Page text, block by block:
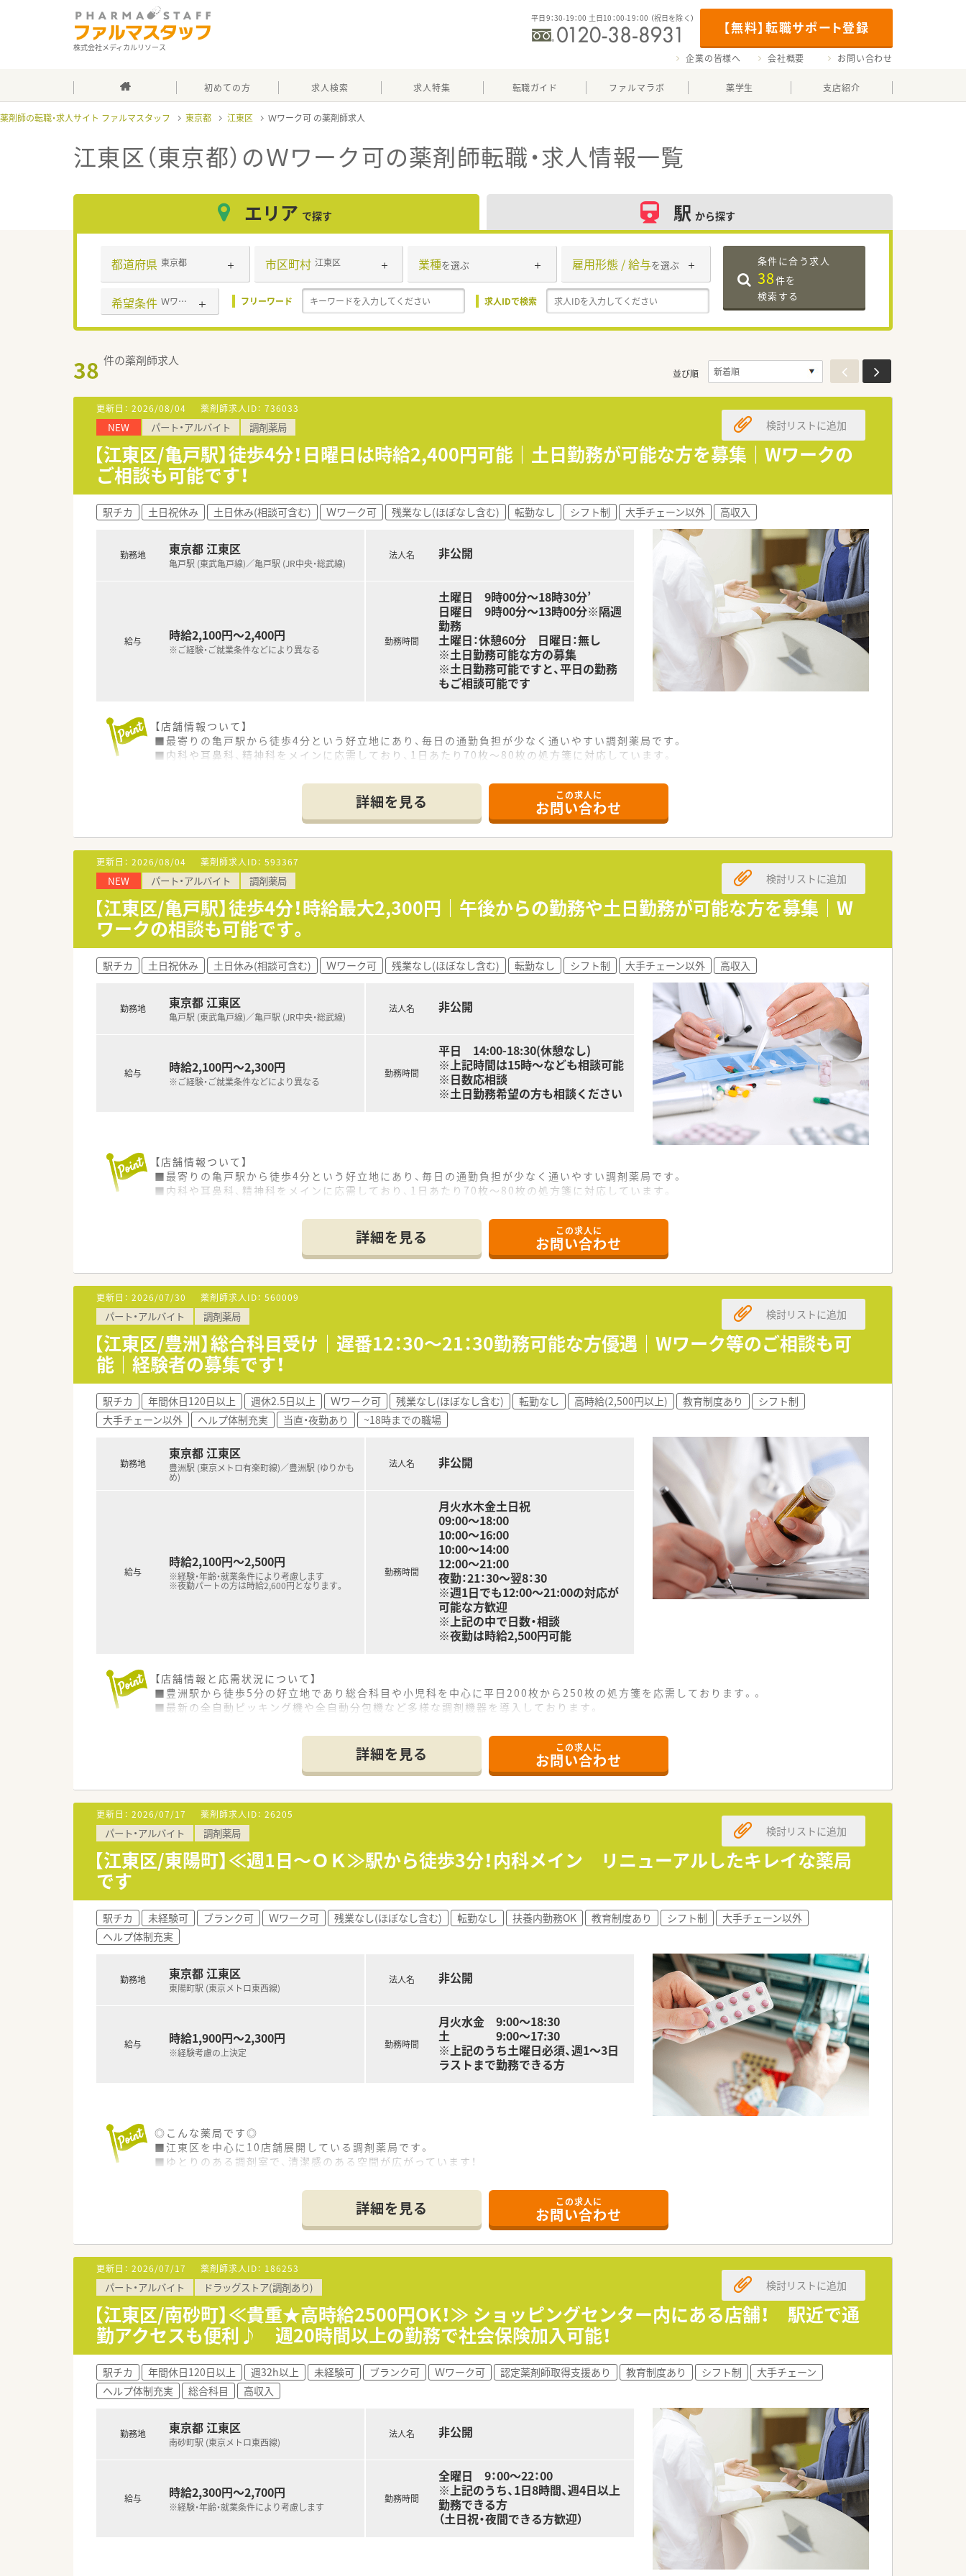
株式会社メディカルリソース
【無料】転職サポート登録
平日9：30-19：00 土日10：00-19：00 （祝日を除く）
企業の皆様へ 会社概要 お問い合わせ
初めての方 求人検索 求人特集 転職ガイド ファルマラボ 薬学生 支店紹介
薬剤師の転職・求人サイト ファルマスタッフ 東京都 江東区 Ｗワーク可
江東区（東京都）のＷワーク可の薬剤師転職・求人情報一覧
エリア で探す 駅 から探す
都道府県 東京都 市区町村 江東区 業種を選ぶ 雇用形態 / 給与を選ぶ
希望条件 Ｗワーク可 フリーワード 求人IDで検索
条件に合う求人
38件を
検索する
38 件の薬剤師求人
並び順
更新日： 2026/08/04 薬剤師求人ID： 736033
NEW パート・アルバイト 調剤薬局
【江東区/亀戸駅】徒歩4分！日曜日は時給2,400円可能｜土日勤務が可能な方を募集｜Wワークの
ご相談も可能です！
検討リストに追加
駅チカ 土日祝休み 土日休み(相談可含む) Ｗワーク可 残業なし(ほぼなし含む) 転勤なし シフト制 大手チェーン以外 高収入
勤務地 東京都 江東区
亀戸駅 (東武亀戸線)／亀戸駅 (JR中央・総武線)
給与 時給2,100円～2,400円
※ご経験・ご就業条件などにより異なる
法人名 非公開
勤務時間
土曜日 9時00分～18時30分’
日曜日 9時00分～13時00分※隔週
勤務
土曜日：休憩60分 日曜日：無し
※土日勤務可能な方の募集
※土日勤務可能ですと、平日の勤務
もご相談可能です
【店舗情報ついて】
■最寄りの亀戸駅から徒歩4分という好立地にあり、毎日の通勤負担が少なく通いやすい調剤薬局です。
■内科や耳鼻科、精神科をメインに応需しており、1日あたり70枚～80枚の処方箋に対応しています。
■東京都と神奈川県において計2店舗の調剤薬局を展開しており、地域に密着した医療サービスを提供しています。
■自分のゴールを見据えて仕事を通じて人間的な成長を続けることを経営理念に掲げている成長企業です。
■代表自身が薬剤師として現場に立って管理業務を行っているため、現場の意見が通りやすい風通しの良い会社です。
【求人について】
■日曜日に勤務していただける場合は時給2,400円となるため、効率よく高収入を得たい方におすすめです。
■土曜日は、9時00分～18時30分、日曜日は9時00分～13時00分（隔週）のご勤務となります。
■土日勤務ができる方であれば、平日フルタイム勤務についてもご相談可能です。
詳細を見る この求人に
お問い合わせ
更新日： 2026/08/04 薬剤師求人ID： 593367
NEW パート・アルバイト 調剤薬局
【江東区/亀戸駅】徒歩4分！時給最大2,300円｜午後からの勤務や土日勤務が可能な方を募集｜W
ワークの相談も可能です。
検討リストに追加
駅チカ 土日祝休み 土日休み(相談可含む) Ｗワーク可 残業なし(ほぼなし含む) 転勤なし シフト制 大手チェーン以外 高収入
勤務地 東京都 江東区
亀戸駅 (東武亀戸線)／亀戸駅 (JR中央・総武線)
給与 時給2,100円～2,300円
※ご経験・ご就業条件などにより異なる
法人名 非公開
勤務時間
平日 14:00-18:30(休憩なし)
※上記時間は15時～なども相談可能
※日数応相談
※土日勤務希望の方も相談ください
【店舗情報ついて】
■最寄りの亀戸駅から徒歩4分という好立地にあり、毎日の通勤負担が少なく通いやすい調剤薬局です。
■内科や耳鼻科、精神科をメインに応需しており、1日あたり70枚～80枚の処方箋に対応しています。
■東京都と神奈川県において計2店舗の調剤薬局を展開しており、地域に密着した医療サービスを提供しています。
■自分のゴールを見据えて仕事を通じて人間的な成長を続けることを経営理念に掲げている成長企業です。
■代表自身が薬剤師として現場に立って管理業務を行っているため、現場の意見が通りやすい風通しの良い会社です。
【求人について】
■パートタイムでの募集となっており、ご経験や勤務条件を考慮して時給2100円～2300円の支給です。
■日曜日に勤務していただける場合は時給2400円となるため、効率よく高収入を得たい方におすすめです。
【勤務について】
■平日は14時～18時30分までの勤務が基本ですが、15時開始など勤務時間については柔軟に相談可能です。
■土日勤務ができる方であれば、平日フルタイム勤務についても検討することが可能です。
詳細を見る この求人に
お問い合わせ
更新日： 2026/07/30 薬剤師求人ID： 560009
パート・アルバイト 調剤薬局
【江東区/豊洲】総合科目受け｜遅番12：30～21：30勤務可能な方優遇｜Wワーク等のご相談も可
能｜経験者の募集です！
検討リストに追加
駅チカ 年間休日120日以上 週休2.5日以上 Ｗワーク可 残業なし(ほぼなし含む) 転勤なし 高時給(2,500円以上) 教育制度あり
シフト制
大手チェーン以外
ヘルプ体制充実 当直・夜勤あり ~18時までの職場
勤務地
東京都 江東区
豊洲駅 (東京メトロ有楽町線)／豊洲駅 (ゆりかも
め)
給与
時給2,100円～2,500円
※経験・年齢・就業条件により考慮します
※夜勤パートの方は時給2,600円となります。
法人名 非公開
勤務時間
月火水木金土日祝
09:00～18:00
10:00～16:00
10:00～14:00
12:00～21:00
夜勤：21：30～翌8：30
※週1日でも12:00～21:00の対応が
可能な方歓迎
※上記の中で日数・相談
※夜勤は時給2,500円可能
【店舗情報と応需状況について】
■豊洲駅から徒歩5分の好立地であり総合科目や小児科を中心に平日200枚から250枚の処方箋を応需しております。。
■最新の全自動ピッキング機や全自動分包機など多様な調剤機器を導入しております。
■基本となる勤務時間は8時30分～21時30分の間で実働8時間のシフト制を設けております。
■24時間営業のため夜勤帯は選任パートが担当しております。
【法人特徴について】
■同法人としては江東区内に4店舗を運営しておりますが、グループとしては全国に約100店舗を展開している薬局です。
■調剤薬局事業だけでなく医薬品販売や介護用品の販売ならびにリースなど幅広い事業を展開し地域社会に貢献しています。
詳細を見る この求人に
お問い合わせ
更新日： 2026/07/17 薬剤師求人ID： 26205
パート・アルバイト 調剤薬局
【江東区/東陽町】≪週1日～ＯＫ≫駅から徒歩3分！内科メイン リニューアルしたキレイな薬局
です
検討リストに追加
駅チカ 未経験可 ブランク可 Ｗワーク可 残業なし(ほぼなし含む) 転勤なし 扶養内勤務OK 教育制度あり シフト制
大手チェーン以外
ヘルプ体制充実
勤務地 東京都 江東区
東陽町駅 (東京メトロ東西線)
給与 時給1,900円～2,300円
※経験考慮の上決定
法人名 非公開
勤務時間
月火水金 9:00～18:30
土 9:00～17:30
※上記のうち土曜日必須、週1～3日
ラストまで勤務できる方
◎こんな薬局です◎
■江東区を中心に10店舗展開している調剤薬局です。
■ゆとりのある調剤室で、清潔感のある空間が広がっています！
■育児休暇から復帰されている方が複数おり、子育てへの理解が深い会社です。
■従業員みな協力し合いながら業務を行っており、働きやすい環境作りに努めています。
詳細を見る この求人に
お問い合わせ
更新日： 2026/07/17 薬剤師求人ID： 186253
パート・アルバイト ドラッグストア(調剤あり)
【江東区/南砂町】≪貴重★高時給2500円OK！≫ ショッピングセンター内にある店舗！ 駅近で通
勤アクセスも便利♪ 週20時間以上の勤務で社会保険加入可能！
検討リストに追加
駅チカ 年間休日120日以上 週32h以上 未経験可 ブランク可 Ｗワーク可 認定薬剤師取得支援あり 教育制度あり シフト制
大手チェーン
ヘルプ体制充実
総合科目 高収入
勤務地 東京都 江東区
南砂町駅 (東京メトロ東西線)
給与 時給2,300円～2,700円
※経験・年齢・就業条件により考慮します
法人名 非公開
勤務時間
全曜日 9：00～22：00
※上記のうち、1日8時間、週4日以上
勤務できる方
（土日祝・夜間できる方歓迎）